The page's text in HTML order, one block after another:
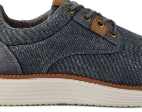
sandalias
slip-ins
botas dama